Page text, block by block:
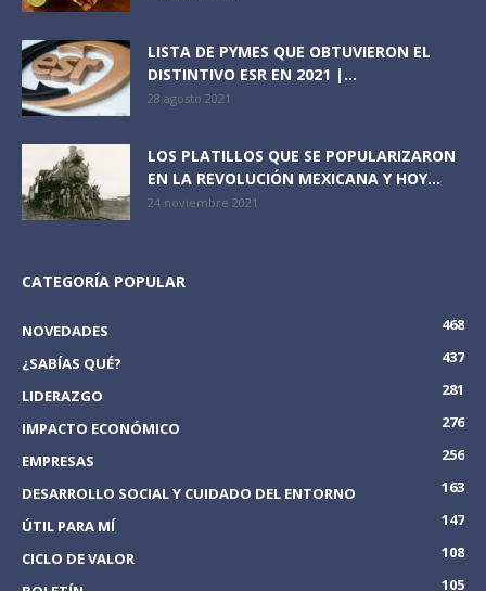
LISTA DE PYMES QUE OBTUVIERON EL
DISTINTIVO ESR EN 2021 |...
28 agosto 2021
LOS PLATILLOS QUE SE POPULARIZARON
EN LA REVOLUCIÓN MEXICANA Y HOY...
24 noviembre 2021
CATEGORÍA POPULAR
NOVEDADES
468
¿SABÍAS QUÉ?
437
LIDERAZGO
281
IMPACTO ECONÓMICO
276
EMPRESAS
256
DESARROLLO SOCIAL Y CUIDADO DEL ENTORNO
163
ÚTIL PARA MÍ
147
CICLO DE VALOR
108
105